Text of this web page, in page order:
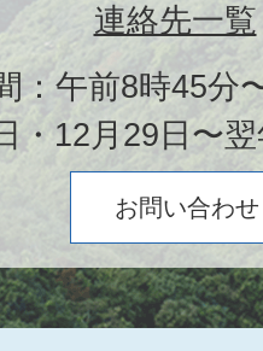
連絡先一覧
：午前8時45分
・12月29日〜
お問い合わせ